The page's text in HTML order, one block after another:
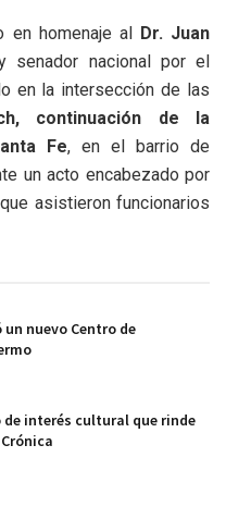
en homenaje al Dr. Juan
senador nacional por el
en la intersección de las
continuación de la
Fe, en el barrio de
un acto encabezado por
asistieron funcionarios
nuevo Centro de
de interés cultural que rinde